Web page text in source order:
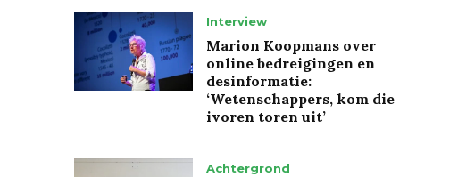
Interview
Marion Koopmans over
online bedreigingen en
desinformatie:
‘Wetenschappers, kom die
ivoren toren uit’
Achtergrond